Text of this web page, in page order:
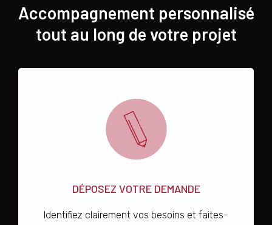
Accompagnement personnalisé
tout au long de votre projet
DÉPOSEZ VOTRE DEMANDE
Identifiez clairement vos besoins et faites-